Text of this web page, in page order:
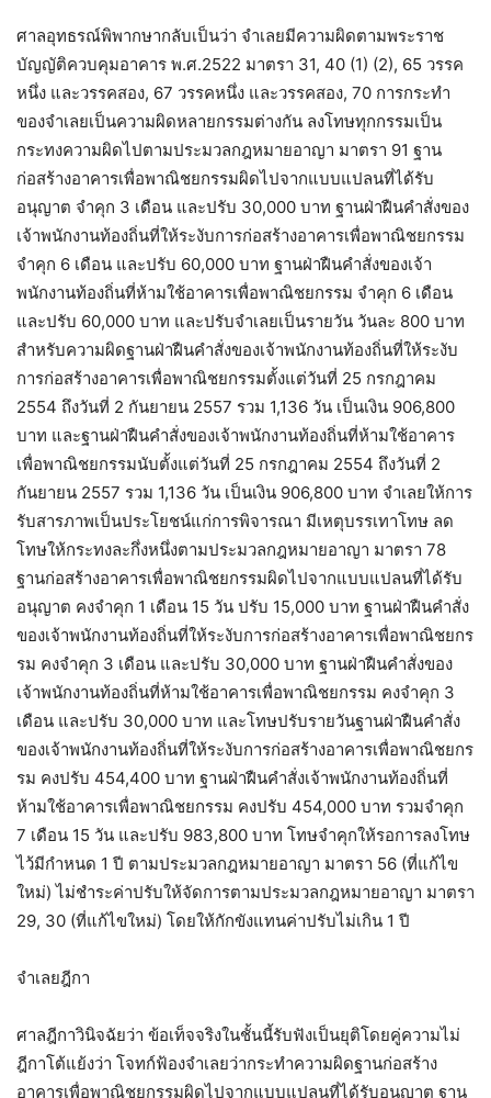
ศาลอุทธรณ์พิพากษากลับเป็นว่า จำเลยมีความผิดตามพระราช
บัญญัติควบคุมอาคาร พ.ศ.2522 มาตรา 31, 40 (1) (2), 65 วรรค
หนึ่ง และวรรคสอง, 67 วรรคหนึ่ง และวรรคสอง, 70 การกระทำ
ของจำเลยเป็นความผิดหลายกรรมต่างกัน ลงโทษทุกกรรมเป็น
กระทงความผิดไปตามประมวลกฎหมายอาญา มาตรา 91 ฐาน
ก่อสร้างอาคารเพื่อพาณิชยกรรมผิดไปจากแบบแปลนที่ได้รับ
อนุญาต จำคุก 3 เดือน และปรับ 30,000 บาท ฐานฝ่าฝืนคำสั่งของ
เจ้าพนักงานท้องถิ่นที่ให้ระงับการก่อสร้างอาคารเพื่อพาณิชยกรรม
จำคุก 6 เดือน และปรับ 60,000 บาท ฐานฝ่าฝืนคำสั่งของเจ้า
พนักงานท้องถิ่นที่ห้ามใช้อาคารเพื่อพาณิชยกรรม จำคุก 6 เดือน
และปรับ 60,000 บาท และปรับจำเลยเป็นรายวัน วันละ 800 บาท
สำหรับความผิดฐานฝ่าฝืนคำสั่งของเจ้าพนักงานท้องถิ่นที่ให้ระงับ
การก่อสร้างอาคารเพื่อพาณิชยกรรมตั้งแต่วันที่ 25 กรกฎาคม
2554 ถึงวันที่ 2 กันยายน 2557 รวม 1,136 วัน เป็นเงิน 906,800
บาท และฐานฝ่าฝืนคำสั่งของเจ้าพนักงานท้องถิ่นที่ห้ามใช้อาคาร
เพื่อพาณิชยกรรมนับตั้งแต่วันที่ 25 กรกฎาคม 2554 ถึงวันที่ 2
กันยายน 2557 รวม 1,136 วัน เป็นเงิน 906,800 บาท จำเลยให้การ
รับสารภาพเป็นประโยชน์แก่การพิจารณา มีเหตุบรรเทาโทษ ลด
โทษให้กระทงละกึ่งหนึ่งตามประมวลกฎหมายอาญา มาตรา 78
ฐานก่อสร้างอาคารเพื่อพาณิชยกรรมผิดไปจากแบบแปลนที่ได้รับ
อนุญาต คงจำคุก 1 เดือน 15 วัน ปรับ 15,000 บาท ฐานฝ่าฝืนคำสั่ง
ของเจ้าพนักงานท้องถิ่นที่ให้ระงับการก่อสร้างอาคารเพื่อพาณิชยกร
รม คงจำคุก 3 เดือน และปรับ 30,000 บาท ฐานฝ่าฝืนคำสั่งของ
เจ้าพนักงานท้องถิ่นที่ห้ามใช้อาคารเพื่อพาณิชยกรรม คงจำคุก 3
เดือน และปรับ 30,000 บาท และโทษปรับรายวันฐานฝ่าฝืนคำสั่ง
ของเจ้าพนักงานท้องถิ่นที่ให้ระงับการก่อสร้างอาคารเพื่อพาณิชยกร
รม คงปรับ 454,400 บาท ฐานฝ่าฝืนคำสั่งเจ้าพนักงานท้องถิ่นที่
ห้ามใช้อาคารเพื่อพาณิชยกรรม คงปรับ 454,000 บาท รวมจำคุก
7 เดือน 15 วัน และปรับ 983,800 บาท โทษจำคุกให้รอการลงโทษ
ไว้มีกำหนด 1 ปี ตามประมวลกฎหมายอาญา มาตรา 56 (ที่แก้ไข
ใหม่) ไม่ชำระค่าปรับให้จัดการตามประมวลกฎหมายอาญา มาตรา
29, 30 (ที่แก้ไขใหม่) โดยให้กักขังแทนค่าปรับไม่เกิน 1 ปี
จำเลยฎีกา
ศาลฎีกาวินิจฉัยว่า ข้อเท็จจริงในชั้นนี้รับฟังเป็นยุติโดยคู่ความไม่
ฎีกาโต้แย้งว่า โจทก์ฟ้องจำเลยว่ากระทำความผิดฐานก่อสร้าง
อาคารเพื่อพาณิชยกรรมผิดไปจากแบบแปลนที่ได้รับอนุญาต ฐาน